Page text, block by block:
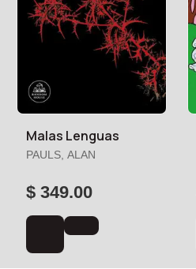
Malas Lenguas
PAULS, ALAN
$ 349.00